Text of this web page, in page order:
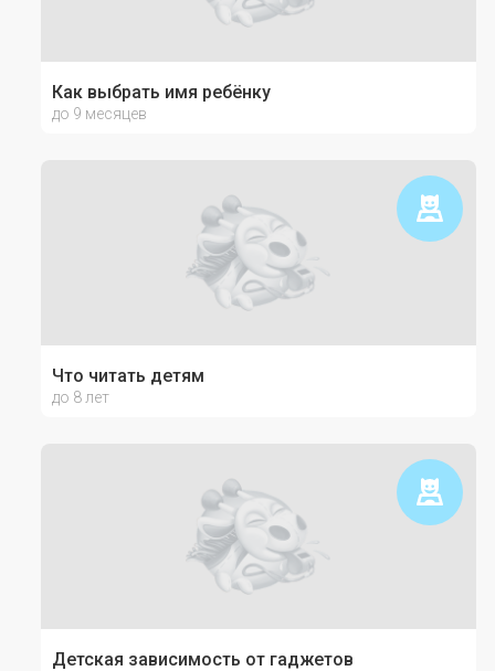
Как выбрать имя ребёнку
до 9 месяцев
Что читать детям
до 8 лет
Детская зависимость от гаджетов